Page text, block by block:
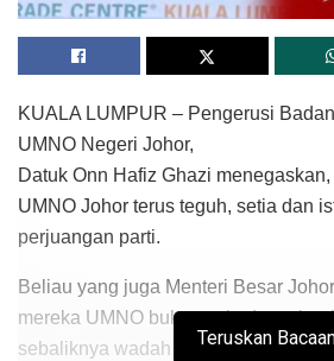
KUALA LUMPUR – Pengerusi
UMNO Negeri Johor,
Datuk Onn Hafiz Ghazi
UMNO Johor terus teguh, setia dan
perjuangan parti.
Beliau yang juga Menteri Besar
mereka UMNO bukan sekadar
sebaliknya wadah perjuangan yang
Teruskan